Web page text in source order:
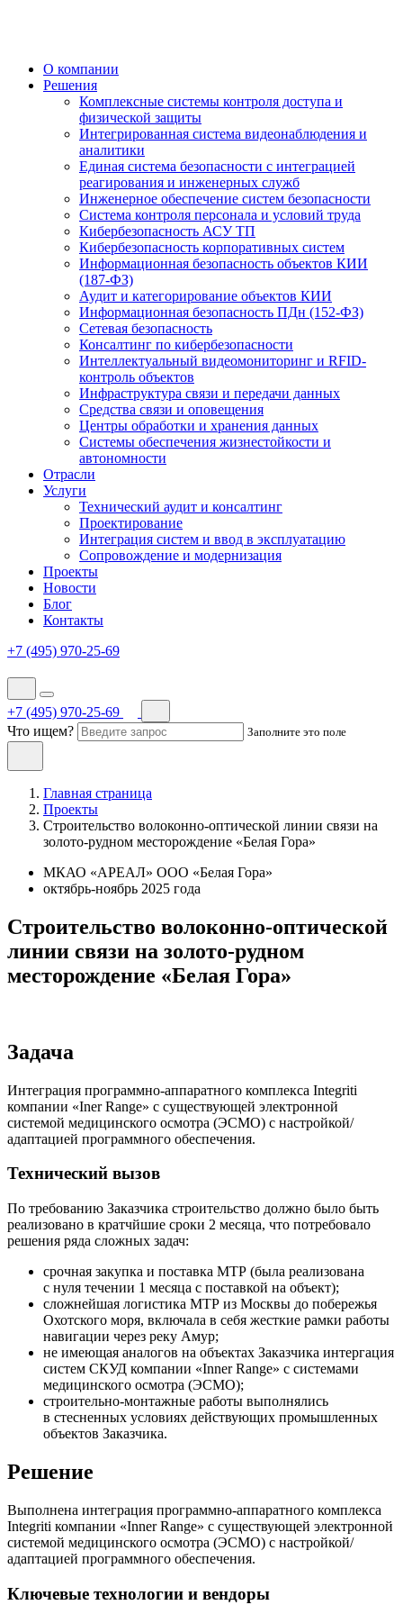
О компании
Решения
Комплексные системы контроля доступа и
физической защиты
Интегрированная система видеонаблюдения и
аналитики
Единая система безопасности с интеграцией
реагирования и инженерных служб
Инженерное обеспечение систем безопасности
Система контроля персонала и условий труда
Кибербезопасность АСУ ТП
Кибербезопасность корпоративных систем
Информационная безопасность объектов КИИ
(187-ФЗ)
Аудит и категорирование объектов КИИ
Информационная безопасность ПДн (152-ФЗ)
Сетевая безопасность
Консалтинг по кибербезопасности
Интеллектуальный видеомониторинг и RFID-
контроль объектов
Инфраструктура связи и передачи данных
Средства связи и оповещения
Центры обработки и хранения данных
Системы обеспечения жизнестойкости и
автономности
Отрасли
Услуги
Технический аудит и консалтинг
Проектирование
Интеграция систем и ввод в эксплуатацию
Сопровождение и модернизация
Проекты
Новости
Блог
Контакты
+7 (495) 970-25-69
+7 (495) 970-25-69
Что ищем?
Заполните это поле
Главная страница
Проекты
Строительство волоконно-оптической линии связи на
золото-рудном месторождение «Белая Гора»
МКАО «АРЕАЛ» ООО «Белая Гора»
октябрь-ноябрь 2025 года
Строительство волоконно-оптической
линии связи на золото-рудном
месторождение «Белая Гора»
Задача
Интеграция программно-аппаратного комплекса Integriti
компании «Iner Range» с существующей электронной
системой медицинского осмотра (ЭСМО) с настройкой/
адаптацией программного обеспечения.
Технический вызов
По требованию Заказчика строительство должно было быть
реализовано в кратчйшие сроки 2 месяца, что потребовало
решения ряда сложных задач:
срочная закупка и поставка МТР (была реализована
с нуля течении 1 месяца с поставкой на объект);
сложнейшая логистика МТР из Москвы до побережья
Охотского моря, включала в себя жесткие рамки работы
навигации через реку Амур;
не имеющая аналогов на объектах Заказчика интергация
систем СКУД компании «Inner Range» с системами
медицинского осмотра (ЭСМО);
строительно-монтажные работы выполнялись
в стесненных условиях действующих промышленных
объектов Заказчика.
Решение
Выполнена интеграция программно-аппаратного комплекса
Integriti компании «Inner Range» с существующей электронной
системой медицинского осмотра (ЭСМО) с настройкой/
адаптацией программного обеспечения.
Ключевые технологии и вендоры